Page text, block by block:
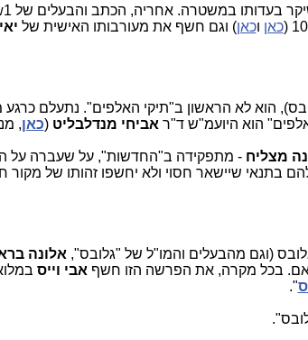
בעדותו במשטרה. אחריה, הכתב והבעלים של
כאן וכאן) וגם חשף את מעורבותו האישית של
הוא לא הראשון ב"תיקי האלפים". נתעלם כרגע
הוא היועמ"ש ד"ר אביחי מנדלבליט (כאן,
מצליח - מתפקידה ב"החדשות", על שעברה על
(וגם מהבעלים והמו"ל של "גלובס", אלונה
בכל מקרה, את הפרשה הזו חשף אבי וייס
".